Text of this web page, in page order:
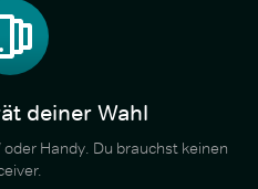
deiner Wahl
Handy. Du brauchst keinen